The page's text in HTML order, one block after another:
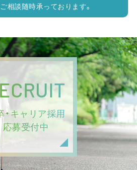
相談随時承っております。
・キャリア採用
応募受付中